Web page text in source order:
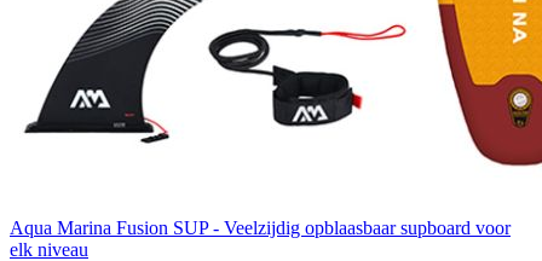
Aqua Marina Fusion SUP - Veelzijdig opblaasbaar supboard voor
elk niveau